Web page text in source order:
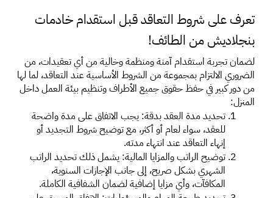
بنجلاديش من الطائف!
لضمان تجربة استقدام آمنة ومنظمة وخالية من أي تعقيدات، من
من دور كبير في حفظ حقوق جميع الأطراف وتنظيم بيئة العمل داخل
المنزل:
تحديد مدة العقد بدقة: يجب الاتفاق على مدة واضحة
للعقد، سواء لعام أو أكثر، مع توضيح شروط التجديد أو
إنهاء التعاقد عند انتهاء مدته.
توضيح الراتب والمزايا المالية: يشمل ذلك تحديد الراتب
المكافآت، وأي مزايا إضافية لضمان الشفافية الكاملة.